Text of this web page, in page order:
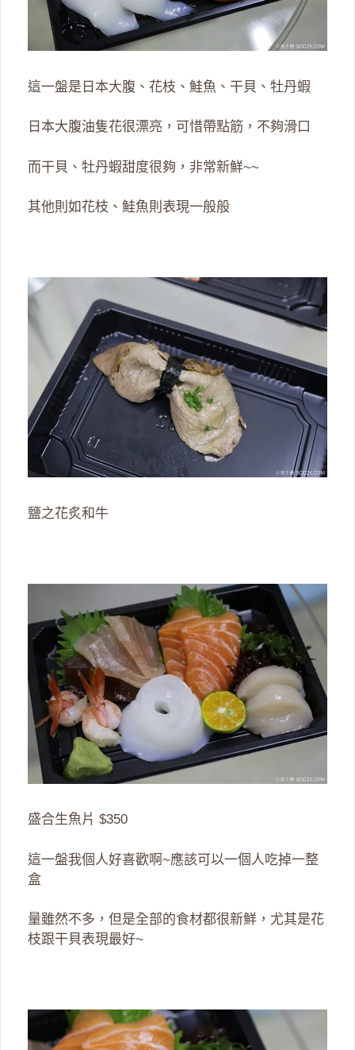
這一盤是日本大腹、花枝、鮭魚、干貝、牡丹蝦
日本大腹油隻花很漂亮，可惜帶點筋，不夠滑口
而干貝、牡丹蝦甜度很夠，非常新鮮~~
其他則如花枝、鮭魚則表現一般般
鹽之花炙和牛
盛合生魚片 $350
這一盤我個人好喜歡啊~應該可以一個人吃掉一整
盒
量雖然不多，但是全部的食材都很新鮮，尤其是花
枝跟干貝表現最好~